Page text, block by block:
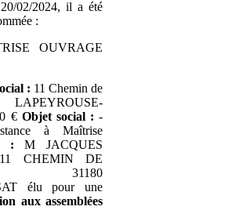
02/2024, il a été
:
OUVRAGE
: 11 Chemin de
LAPEYROUSE-
€ Objet social : -
à Maîtrise
: M JACQUES
CHEMIN DE
31180
élu pour une
aux assemblées